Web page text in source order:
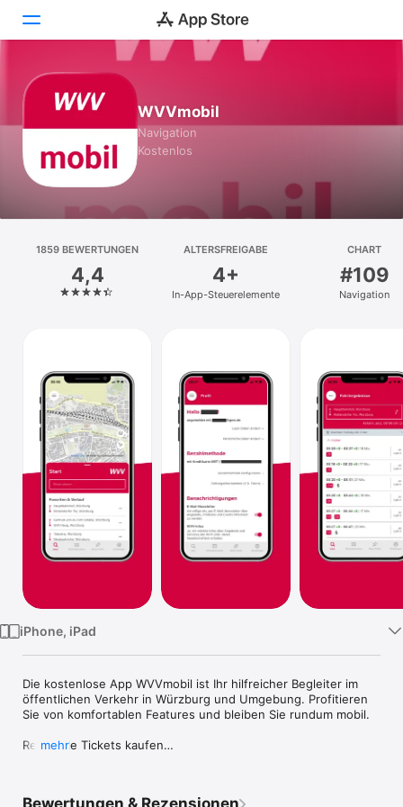
Heute
Spiele
Apps
Arcade
Plattform
iPhone
Vision
Watch
TV
WVVmobil
Navigation
Kostenlos
1859 BEWERTUNGEN
4,4
ALTERSFREIGABE
4+
In-App-Steuerelemente
CHART
#109
Navigation
iPhone, iPad
Die kostenlose App WVVmobil ist Ihr hilfreicher Begleiter im
öffentlichen Verkehr in Würzburg und Umgebung. Profitieren
Sie von komfortablen Features und bleiben Sie rundum mobil.
Regionale Tickets kaufen
mehr
Bewertungen & Rezensionen